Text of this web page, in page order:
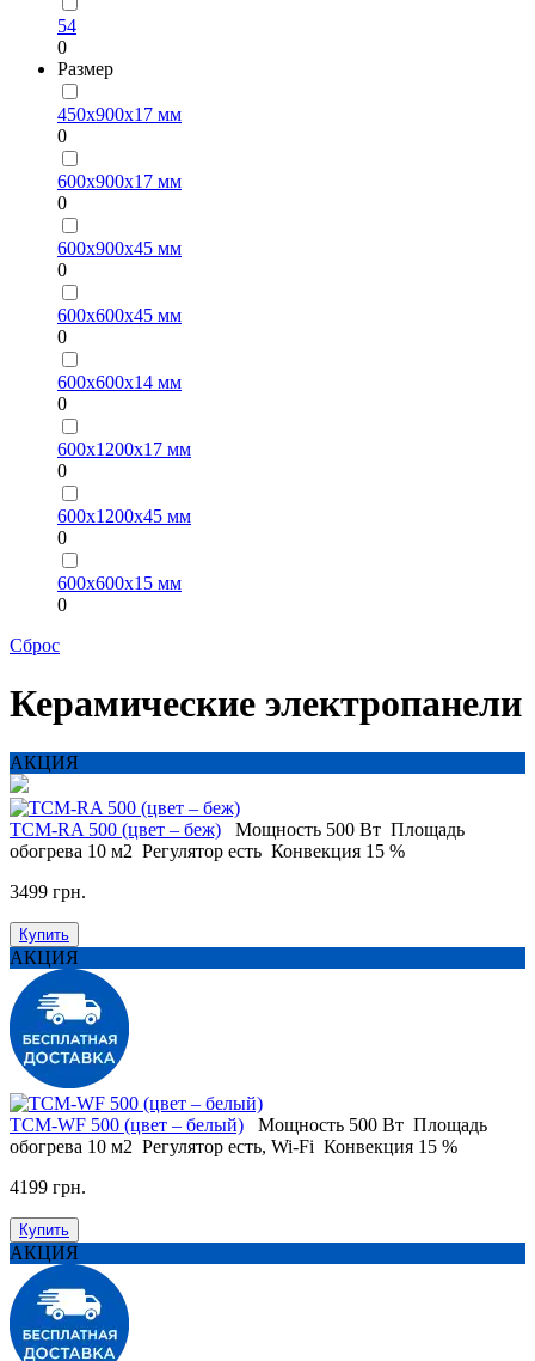
54
0
Размер
450х900х17 мм
0
600х900х17 мм
0
600х900х45 мм
0
600х600х45 мм
0
600х600х14 мм
0
600х1200х17 мм
0
600х1200х45 мм
0
600х600х15 мм
0
Сброс
Керамические электропанели
АКЦИЯ
ТСM-RA 500 (цвет – беж) Мощность 500 Вт Площадь
обогрева 10 м2 Регулятор есть Конвекция 15 %
3499 грн.
Купить
АКЦИЯ
ТСM-WF 500 (цвет – белый) Мощность 500 Вт Площадь
обогрева 10 м2 Регулятор есть, Wi-Fi Конвекция 15 %
4199 грн.
Купить
АКЦИЯ